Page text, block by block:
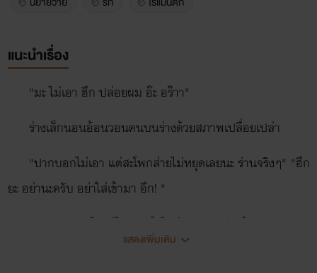
แนะนำเรื่อง
"มะ ไม่เอา ฮึก ปล่อยผม อ๊ะ อร๊าา"
ร่างเล็กนอนอ้อนวอนคนบนร่างด้วยสภาพเปลื่อยเปล่า
"ปากบอกไม่เอา แต่สะโพกส่ายไม่หยุดเลยนะ ร่านจริงๆ" "ฮึก
ยะ อย่านะครับ อย่าใส่เข้ามา อึก! "
แกนกายแสนใหญ่โตสอดเข้าในช่องทางรักอันน้อยนิด
แสดงเพิ่มเติม